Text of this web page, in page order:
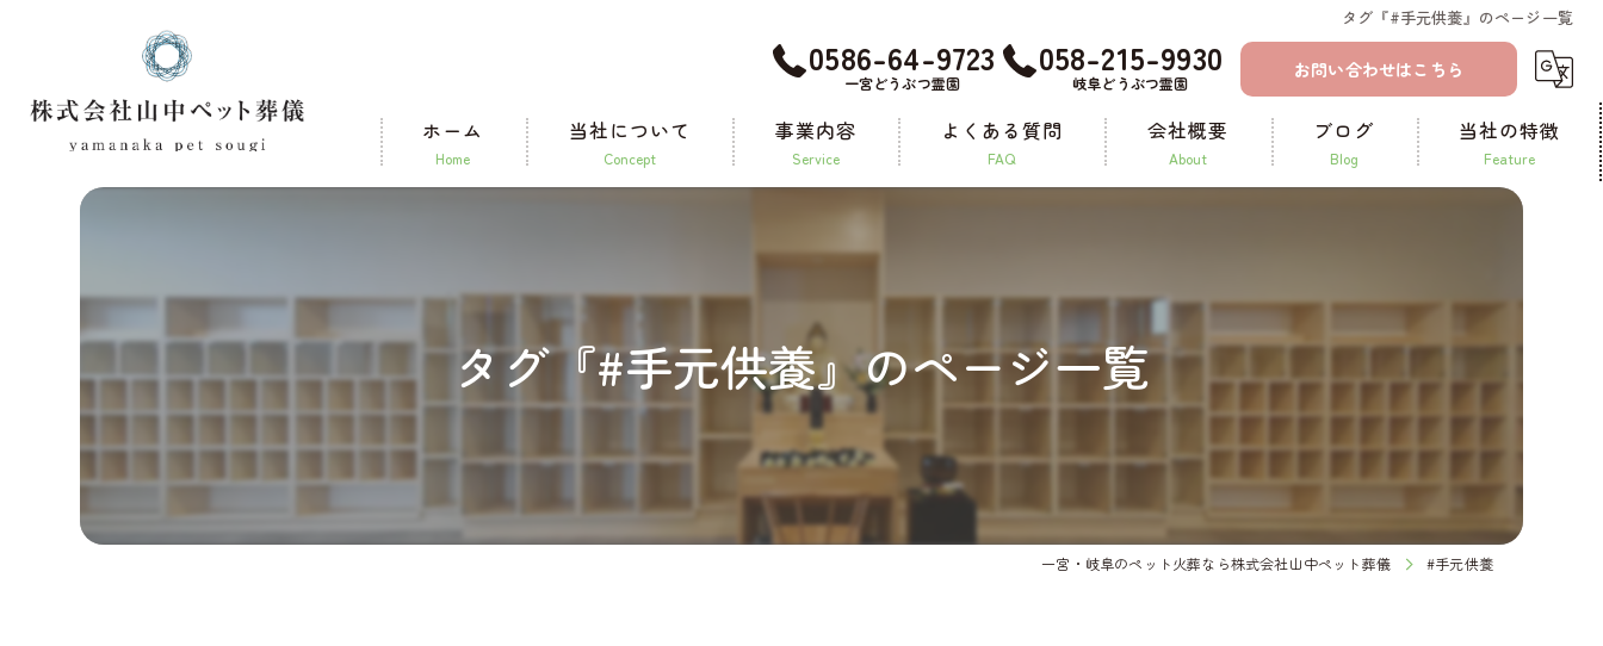
タグ『#手元供養』のページ一覧
0586-64-9723
一宮どうぶつ霊園
058-215-9930
岐阜どうぶつ霊園
お問い合わせはこちら
ホーム
home
当社について
concept
事業内容
service
よくある質問
FAQ
会社概要
about
ブログ
blog
当社の特徴
feature
ペット葬儀
供養
タグ『#手元供養』のページ一覧
一宮・岐阜のペット火葬なら株式会社山中ペット葬儀 #手元供養